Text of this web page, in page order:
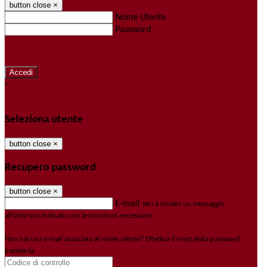
button close ×
Nome Utente
Password
-
Seleziona utente
button close ×
Recupero password
button close ×
E-mail Verrà inviato un messaggio
all'indirizzo indicato con le istruzioni necessarie.
Non hai una e-mail associata al nome utente? Effettua il reset della password
tramite la